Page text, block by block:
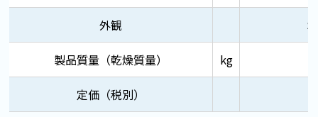
外観
製品質量（乾燥質量） kg
定価（税別）